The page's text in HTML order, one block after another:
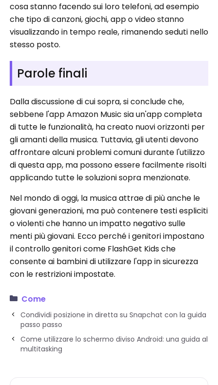
cosa stanno facendo sui loro telefoni, ad esempio
che tipo di canzoni, giochi, app o video stanno
visualizzando in tempo reale, rimanendo seduti nello
stesso posto.
Parole finali
Dalla discussione di cui sopra, si conclude che,
sebbene l'app Amazon Music sia un'app completa
di tutte le funzionalità, ha creato nuovi orizzonti per
gli amanti della musica. Tuttavia, gli utenti devono
affrontare alcuni problemi comuni durante l'utilizzo
di questa app, ma possono essere facilmente risolti
applicando tutte le soluzioni sopra menzionate.
Nel mondo di oggi, la musica attrae di più anche le
giovani generazioni, ma può contenere testi espliciti
o violenti che hanno un impatto negativo sulle
menti più giovani. Ecco perché i genitori impostano
il controllo genitori come FlashGet Kids che
consente ai bambini di utilizzare l'app in sicurezza
con le restrizioni impostate.
Come
Condividi posizione in diretta su Snapchat con la guida
passo passo
Come utilizzare lo schermo diviso Android: una guida al
multitasking